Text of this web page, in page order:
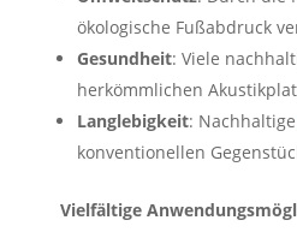
ökologische Fußabdruck
Gesundheit: Viele
herkömmlichen
Langlebigkeit:
konventionellen
Vielfältige